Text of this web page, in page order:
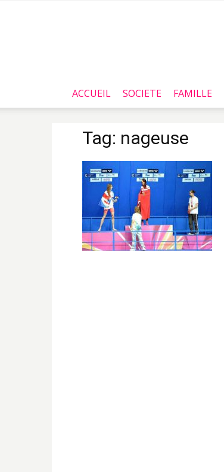
ACCUEIL SOCIETE FAMILLE
Tag: nageuse